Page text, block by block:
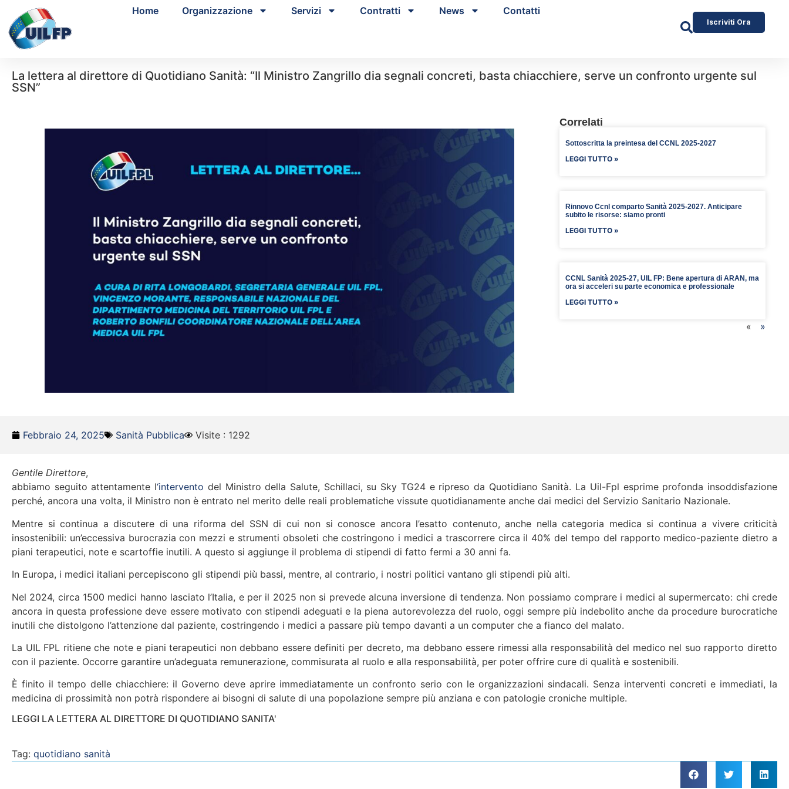
Home Organizzazione Servizi Contratti News Contatti
Iscriviti Ora
La lettera al direttore di Quotidiano Sanità: “Il Ministro Zangrillo dia segnali concreti, basta chiacchiere, serve un confronto urgente sul
SSN”
Correlati
Sottoscritta la preintesa del CCNL 2025-2027
LEGGI TUTTO »
Rinnovo Ccnl comparto Sanità 2025-2027. Anticipare
subito le risorse: siamo pronti
LEGGI TUTTO »
CCNL Sanità 2025-27, UIL FP: Bene apertura di ARAN, ma
ora si acceleri su parte economica e professionale
LEGGI TUTTO »
« »
Febbraio 24, 2025 Sanità Pubblica Visite : 1292
Gentile Direttore,
abbiamo seguito attentamente l‘intervento del Ministro della Salute, Schillaci, su Sky TG24 e ripreso da Quotidiano Sanità. La Uil-Fpl esprime profonda insoddisfazione
perché, ancora una volta, il Ministro non è entrato nel merito delle reali problematiche vissute quotidianamente anche dai medici del Servizio Sanitario Nazionale.
Mentre si continua a discutere di una riforma del SSN di cui non si conosce ancora l’esatto contenuto, anche nella categoria medica si continua a vivere criticità
insostenibili: un’eccessiva burocrazia con mezzi e strumenti obsoleti che costringono i medici a trascorrere circa il 40% del tempo del rapporto medico-paziente dietro a
piani terapeutici, note e scartoffie inutili. A questo si aggiunge il problema di stipendi di fatto fermi a 30 anni fa.
In Europa, i medici italiani percepiscono gli stipendi più bassi, mentre, al contrario, i nostri politici vantano gli stipendi più alti.
Nel 2024, circa 1500 medici hanno lasciato l’Italia, e per il 2025 non si prevede alcuna inversione di tendenza. Non possiamo comprare i medici al supermercato: chi crede
ancora in questa professione deve essere motivato con stipendi adeguati e la piena autorevolezza del ruolo, oggi sempre più indebolito anche da procedure burocratiche
inutili che distolgono l’attenzione dal paziente, costringendo i medici a passare più tempo davanti a un computer che a fianco del malato.
La UIL FPL ritiene che note e piani terapeutici non debbano essere definiti per decreto, ma debbano essere rimessi alla responsabilità del medico nel suo rapporto diretto
con il paziente. Occorre garantire un’adeguata remunerazione, commisurata al ruolo e alla responsabilità, per poter offrire cure di qualità e sostenibili.
È finito il tempo delle chiacchiere: il Governo deve aprire immediatamente un confronto serio con le organizzazioni sindacali. Senza interventi concreti e immediati, la
medicina di prossimità non potrà rispondere ai bisogni di salute di una popolazione sempre più anziana e con patologie croniche multiple.
LEGGI LA LETTERA AL DIRETTORE DI QUOTIDIANO SANITA'
Tag: quotidiano sanità